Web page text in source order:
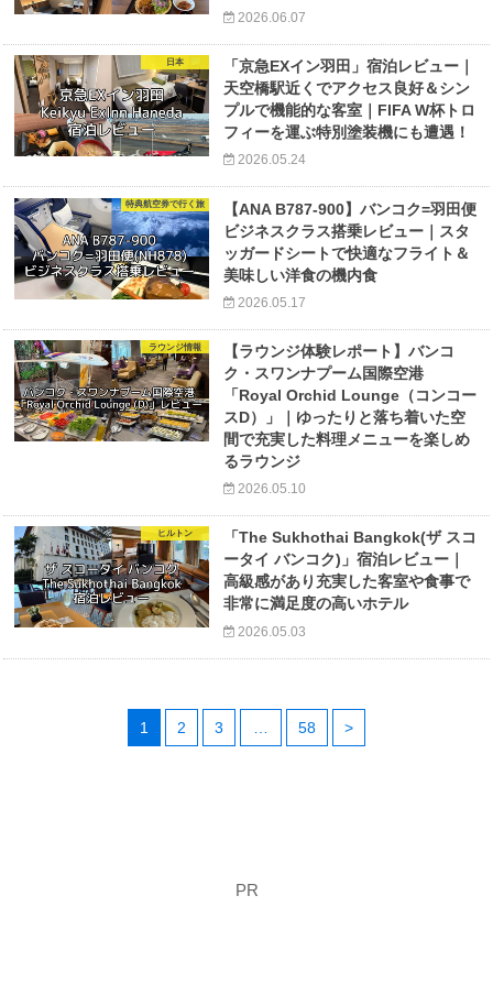
2026.06.07
日本
「京急EXイン羽田」宿泊レビュー｜
天空橋駅近くでアクセス良好＆シン
プルで機能的な客室｜FIFA W杯トロ
フィーを運ぶ特別塗装機にも遭遇！
2026.05.24
特典航空券で行く旅
【ANA B787-900】バンコク=羽田便
ビジネスクラス搭乗レビュー｜スタ
ッガードシートで快適なフライト＆
美味しい洋食の機内食
2026.05.17
ラウンジ情報
【ラウンジ体験レポート】バンコ
ク・スワンナプーム国際空港
「Royal Orchid Lounge（コンコー
スD）」｜ゆったりと落ち着いた空
間で充実した料理メニューを楽しめ
るラウンジ
2026.05.10
ヒルトン
「The Sukhothai Bangkok(ザ スコ
ータイ バンコク)」宿泊レビュー｜
高級感があり充実した客室や食事で
非常に満足度の高いホテル
2026.05.03
1 2 3 58 >
PR